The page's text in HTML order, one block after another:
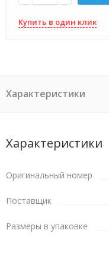
Купить в один клик
Характеристики
Характеристики
Оригинальный номер
Поставщик
Размеры в упаковке